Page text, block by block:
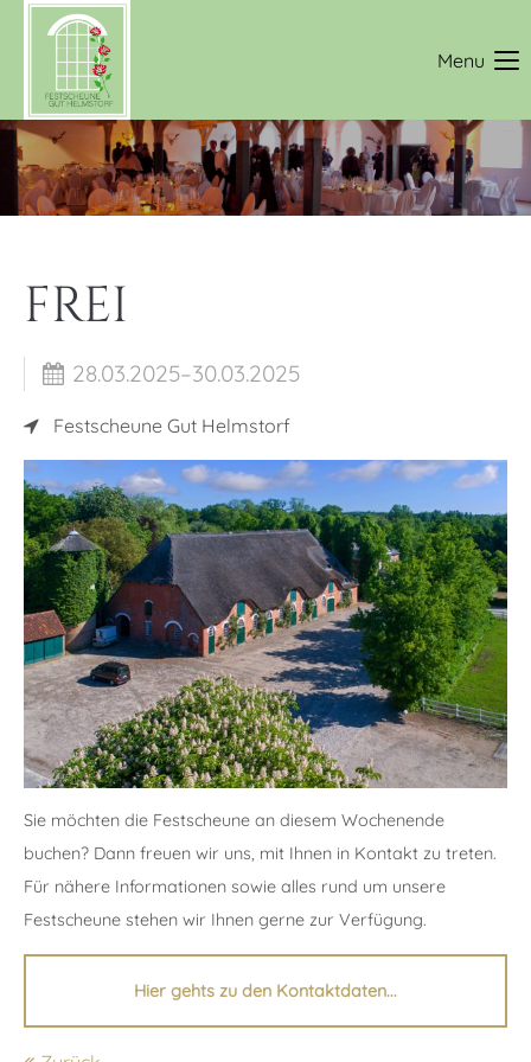
Login
Benutzername
Passwort
Support
Lorem ipsum dolor sit amet:
24h/ 365days
We offer support for our customers
Mon - Fri 8:00am - 5:00pm(GMT +1)
Get in touch
Cybersteel Inc.
376-293 City Road, Suite 600
San Francisco, CA 94102
Have any questions?
+44 1234 567 890
Menu
FREI
28.03.2025–30.03.2025
Festscheune Gut Helmstorf
Sie möchten die Festscheune an diesem Wochenende
buchen? Dann freuen wir uns, mit Ihnen in Kontakt zu treten.
Für nähere Informationen sowie alles rund um unsere
Festscheune stehen wir Ihnen gerne zur Verfügung.
Hier gehts zu den Kontaktdaten...